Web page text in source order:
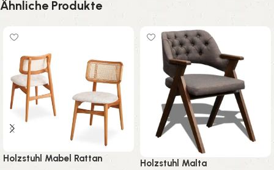
Ähnliche Produkte
Holzstuhl Mabel Rattan Holzstuhl Malta